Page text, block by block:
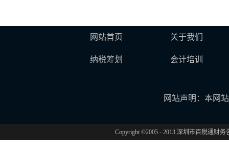
网站首页 关于我们
纳税筹划 会计培训
网站声明：本网
Copyright ©2005 - 2013 深圳市百税通财务